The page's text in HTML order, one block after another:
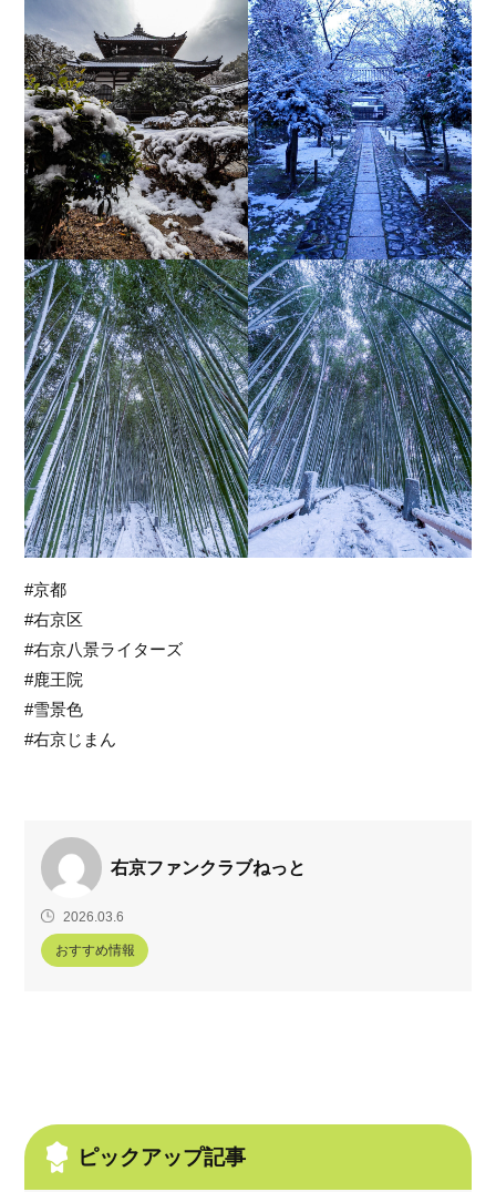
#京都
#右京区
#右京八景ライターズ
#鹿王院
#雪景色
#右京じまん
右京ファンクラブねっと
2026.03.6
おすすめ情報
ピックアップ記事